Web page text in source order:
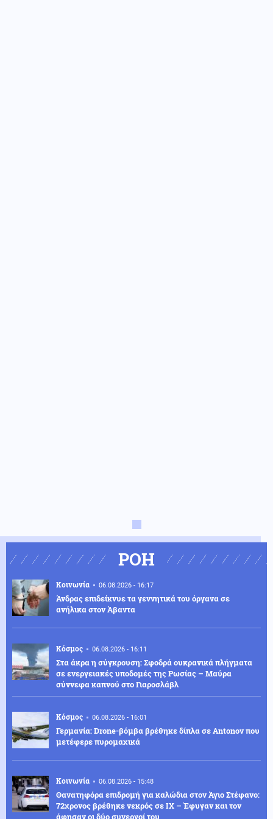
ΡΟΗ
Κοινωνία 06.08.2026 - 16:17
Άνδρας επιδείκνυε τα γεννητικά του όργανα σε
ανήλικα στον Άβαντα
Κόσμος 06.08.2026 - 16:11
Στα άκρα η σύγκρουση: Σφοδρά ουκρανικά πλήγματα
σε ενεργειακές υποδομές της Ρωσίας – Μαύρα
σύννεφα καπνού στο Γιαροσλάβλ
Κόσμος 06.08.2026 - 16:01
Γερμανία: Drone-βόμβα βρέθηκε δίπλα σε Antonov που
μετέφερε πυρομαχικά
Κοινωνία 06.08.2026 - 15:48
Θανατηφόρα επιδρομή για καλώδια στον Άγιο Στέφανο:
72χρονος βρέθηκε νεκρός σε ΙΧ – Έφυγαν και τον
άφησαν οι δύο συνεργοί του